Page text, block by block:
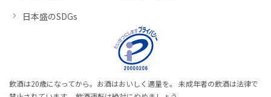
日本盛のSDGs
飲酒は20歳になってから。お酒はおいしく適量を。 未成年者の飲酒は法律で